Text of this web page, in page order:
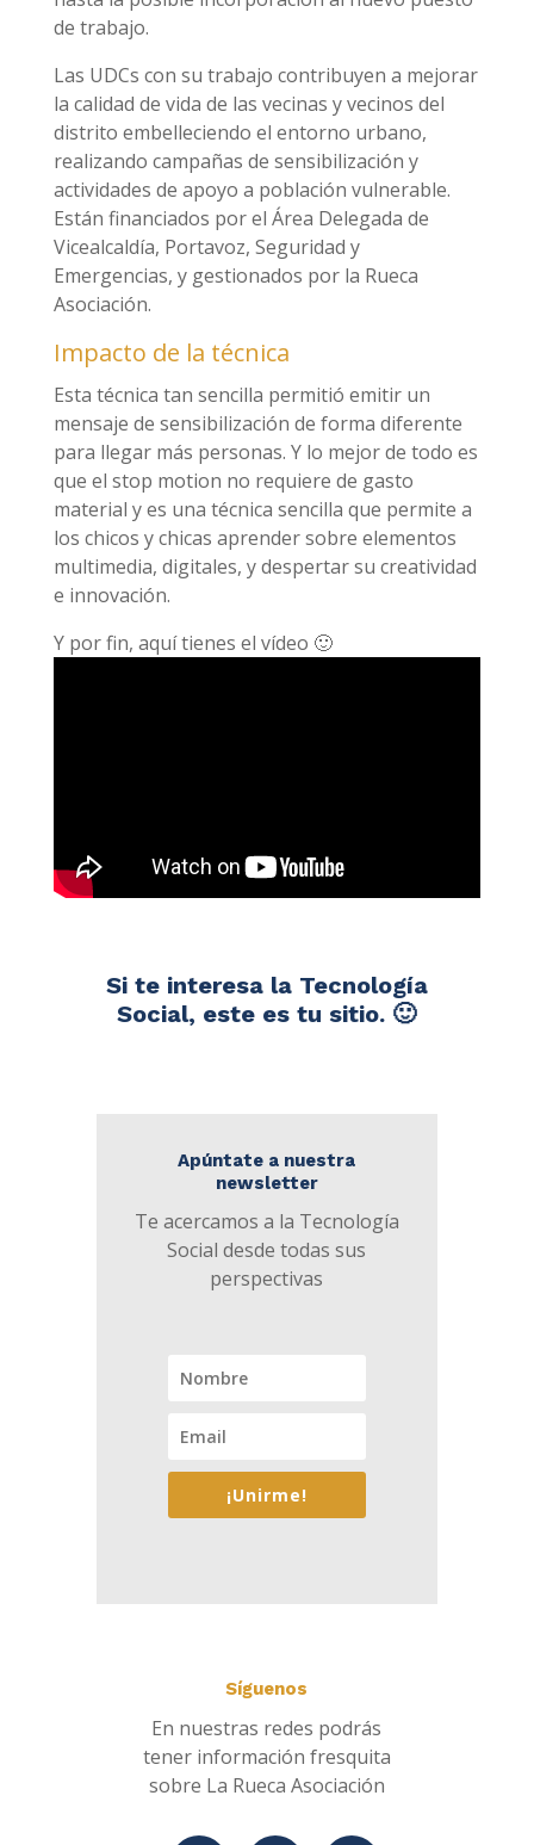
de trabajo.
Las UDCs con su trabajo contribuyen a mejorar
la calidad de vida de las vecinas y vecinos del
distrito embelleciendo el entorno urbano,
realizando campañas de sensibilización y
actividades de apoyo a población vulnerable.
Están financiados por el Área Delegada de
Vicealcaldía, Portavoz, Seguridad y
Emergencias, y gestionados por la Rueca
Asociación.
Impacto de la técnica
Esta técnica tan sencilla permitió emitir un
mensaje de sensibilización de forma diferente
para llegar más personas. Y lo mejor de todo es
que el stop motion no requiere de gasto
material y es una técnica sencilla que permite a
los chicos y chicas aprender sobre elementos
multimedia, digitales, y despertar su creatividad
e innovación.
Y por fin, aquí tienes el vídeo 🙂
Si te interesa la Tecnología
Social, este es tu sitio. 🙂
Apúntate a nuestra
newsletter
Te acercamos a la Tecnología
Social desde todas sus
perspectivas
¡Unirme!
Síguenos
En nuestras redes podrás
tener información fresquita
sobre La Rueca Asociación